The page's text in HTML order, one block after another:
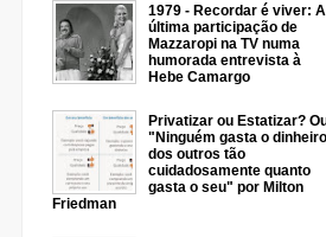
1979 - Recordar é viver: A
última participação de
Mazzaropi na TV numa
humorada entrevista à
Hebe Camargo
Privatizar ou Estatizar?
"Ninguém gasta o dinheiro
dos outros tão
cuidadosamente quanto
gasta o seu" por Milton
Friedman